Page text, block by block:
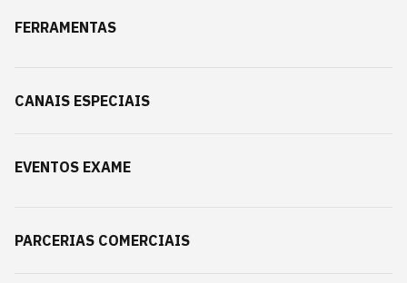
FERRAMENTAS
CANAIS ESPECIAIS
EVENTOS EXAME
PARCERIAS COMERCIAIS